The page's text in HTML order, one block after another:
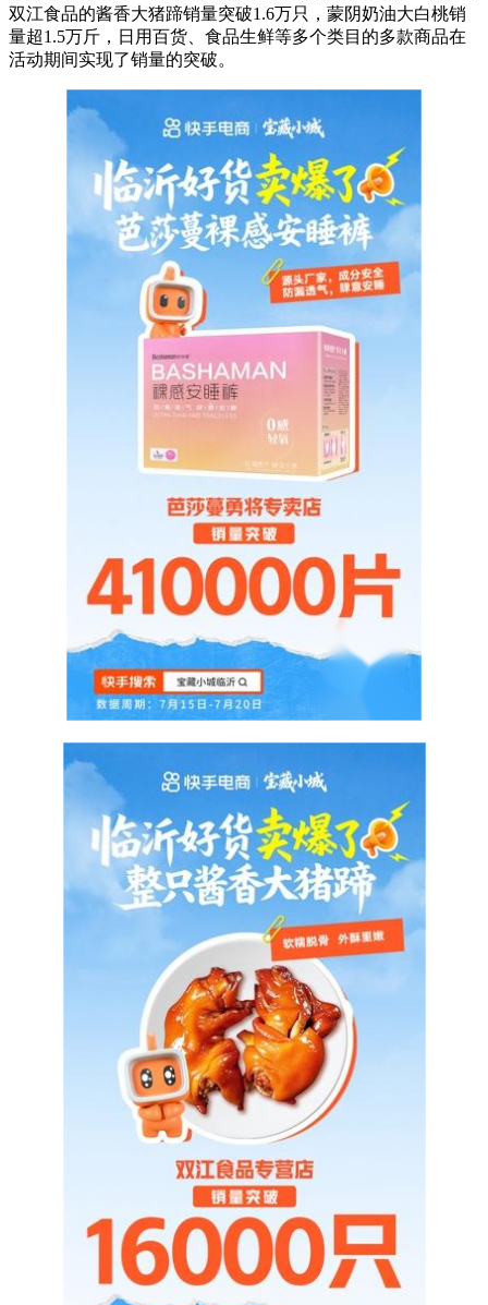
双江食品的酱香大猪蹄销量突破1.6万只，蒙阴奶油大白桃销
量超1.5万斤，日用百货、食品生鲜等多个类目的多款商品在
活动期间实现了销量的突破。